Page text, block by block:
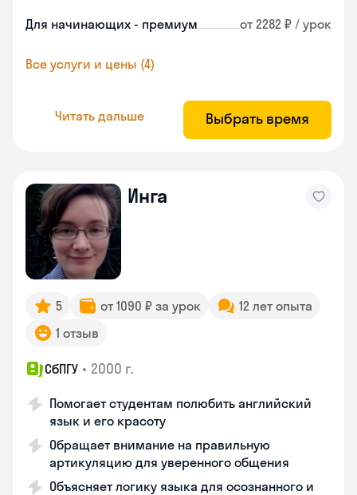
Для начинающих - премиум от 2282 ₽ / урок
Все услуги и цены (4)
Читать дальше Выбрать время
Инга
5 от 1090 ₽ за урок
12 лет опыта
1 отзыв
СбПГУ • 2000 г.
Помогает студентам полюбить английский
язык и его красоту
Обращает внимание на правильную
артикуляцию для уверенного общения
Объясняет логику языка для осознанного и